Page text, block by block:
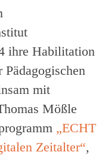
ihre Habilitation
mit
Mößle
„ECHT
Zeitalter“,